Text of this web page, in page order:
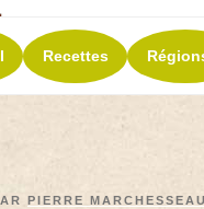
La richesse de
Recettes
PIERRE MARCHESSEAU